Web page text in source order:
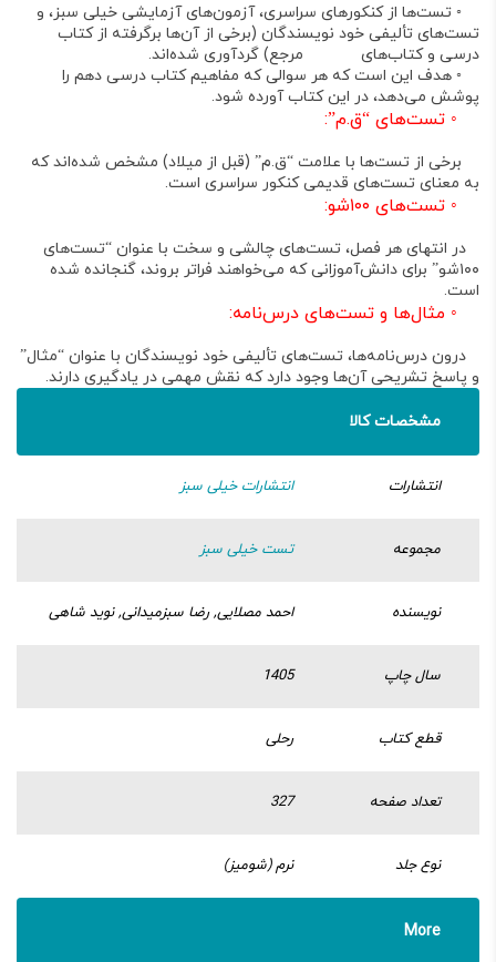
◦ تست‌ها ازکنکورهای سراسری، آزمون‌های آزمایشی خیلی سبز، و
تست‌های تألیفی خود نویسندگان (برخی از آن‌ها برگرفته از کتاب
درسی و کتاب‌های مرجع) گردآوری شده‌اند.
◦ هدف این است که هر سوالی که مفاهیم کتاب درسی دهم را
پوشش می‌دهد، در این کتاب آورده شود.
◦ تست‌های “ق.م”:
برخی از تست‌ها با علامت “ق.م” (قبل از میلاد) مشخص شده‌اند که
به معنای تست‌های قدیمی کنکور سراسری است.
◦ تست‌های ۱۰۰شو:
در انتهای هر فصل، تست‌های چالشی و سخت با عنوان “تست‌های
۱۰۰شو” برای دانش‌آموزانی که می‌خواهند فراتر بروند، گنجانده شده
است.
◦ مثال‌ها و تست‌های درس‌نامه:
درون درس‌نامه‌ها، تست‌های تألیفی خود نویسندگان با عنوان “مثال”
و پاسخ تشریحی آن‌ها وجود دارد که نقش مهمی در یادگیری دارند.
مشخصات کالا
انتشارات انتشارات خیلی سبز
مجموعه تست خیلی سبز
نویسنده احمد مصلایی, رضا سبزمیدانی, نوید شاهی
سال چاپ 1405
قطع کتاب رحلی
تعداد صفحه 327
نوع جلد نرم (شومیز)
More